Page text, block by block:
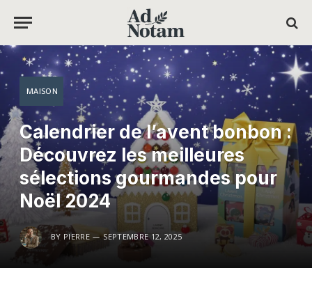
MAISON
Calendrier de l’avent bonbon :
Découvrez les meilleures
sélections gourmandes pour
Noël 2024
BY PIERRE SEPTEMBRE 12, 2025